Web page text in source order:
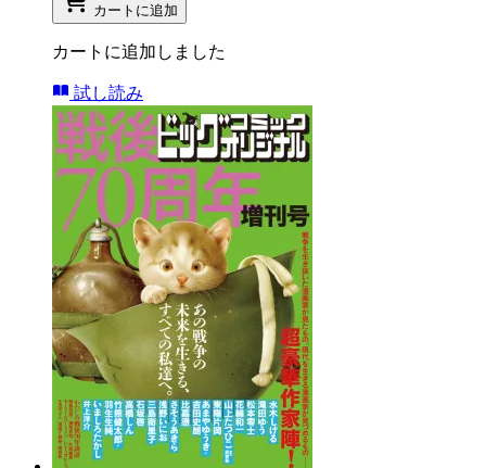
カートに追加
カートに追加しました
試し読み